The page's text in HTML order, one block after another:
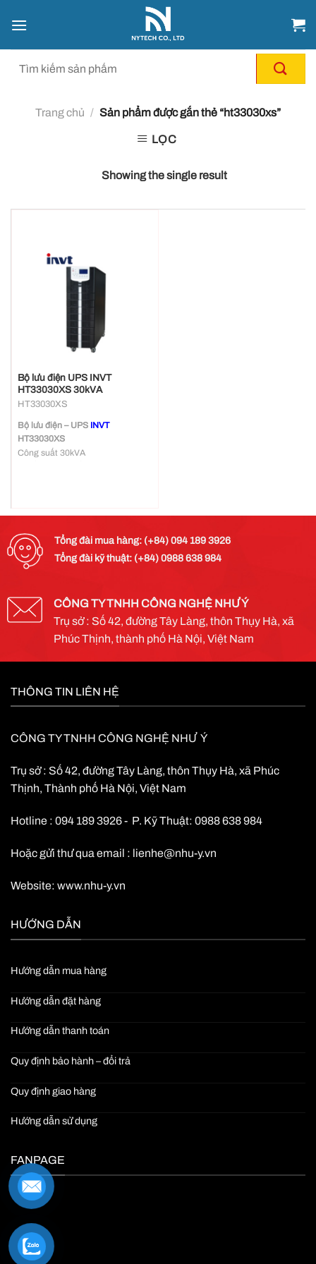
đến
Trang chủ / Sản phẩm được gắn thẻ “ht33030xs”
LỌC
Showing the single result
Bộ lưu điện UPS INVT
HT33030XS 30kVA
HT33030XS
Bộ lưu điện – UPS INVT
HT33030XS
Công suất 30kVA
Quản lý ắc quy và điều khiển sạc
thông minh, giúp cải thiện đáng kể
tuổi thọ của ắc quy
Thiết kế nhỏ gọn hơn, công suất
lơn hơn
Hệ thống UPS thiết kế tích hợp ắc
quy trong tiết kiệm không gian lắp
theo nhu cầu
Tổng đài mua hàng: (+84) 094 189 3926
Tổng đài kỹ thuật: (+84) 0988 638 984
CÔNG TY TNHH CÔNG NGHỆ NHƯ Ý
Trụ sở : Số 42, đường Tây Làng, thôn Thụy Hà, xã
Phúc Thịnh, thành phố Hà Nội, Việt Nam
THÔNG TIN LIÊN HỆ
CÔNG TY TNHH CÔNG NGHỆ NHƯ Ý
Trụ sở : Số 42, đường Tây Làng, thôn Thụy Hà, xã Phúc
Thịnh, Thành phố Hà Nội, Việt Nam
Hotline : 094 189 3926 - P. Kỹ Thuật: 0988 638 984
Hoặc gửi thư qua email : lienhe@nhu-y.vn
Website: www.nhu-y.vn
HƯỚNG DẪN
Hướng dẫn mua hàng
Hướng dẫn đặt hàng
Hướng dẫn thanh toán
Quy định bảo hành – đổi trả
Quy định giao hàng
Hướng dẫn sử dụng
FANPAGE